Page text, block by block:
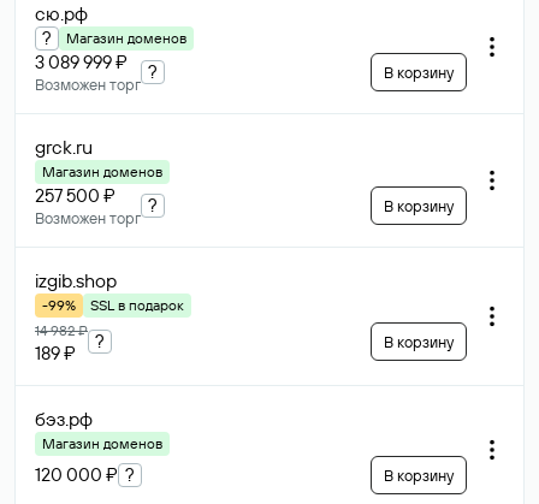
сю.рф
? Магазин доменов
3 089 999 ₽
Возможен торг
? В корзину
grck.ru
Магазин доменов
257 500 ₽
Возможен торг
? В корзину
izgib.shop
-99%
SSL в подарок
14 982 ₽
189 ₽
? В корзину
бэз.рф
Магазин доменов
120 000 ₽ ? В корзину